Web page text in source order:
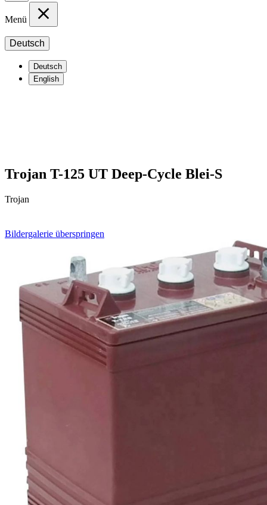
Menü
Deutsch
Deutsch
English
Trojan T-125 UT Deep-Cycle Blei-S
Trojan
Bildergalerie überspringen